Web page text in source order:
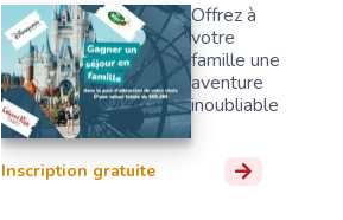
Offrez à
votre
famille une
aventure
inoubliable
Inscription gratuite